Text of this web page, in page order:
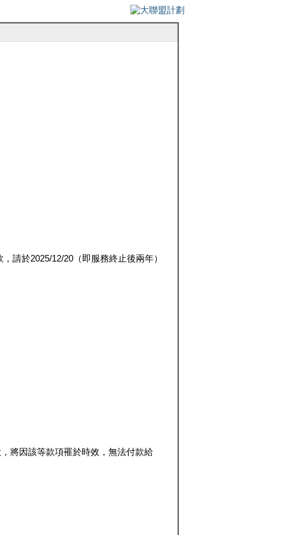
請於2025/12/20（即服務終止後兩年）
將因該等款項罹於時效，無法付款給